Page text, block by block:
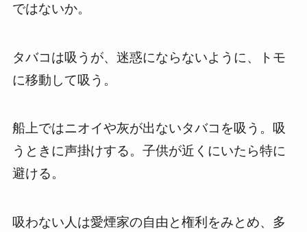
ではないか。
タバコは吸うが、迷惑にならないように、トモ
に移動して吸う。
船上ではニオイや灰が出ないタバコを吸う。吸
うときに声掛けする。子供が近くにいたら特に
避ける。
吸わない人は愛煙家の自由と権利をみとめ、多